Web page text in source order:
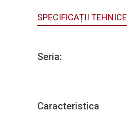
SPECIFICAȚII TEHNICE
Seria:
Caracteristica